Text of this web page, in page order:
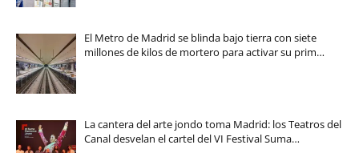
El Metro de Madrid se blinda bajo tierra con siete
millones de kilos de mortero para activar su prim…
La cantera del arte jondo toma Madrid: los Teatros del
Canal desvelan el cartel del VI Festival Suma…